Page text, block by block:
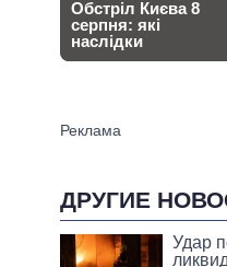
ДРУГИЕ
Удар